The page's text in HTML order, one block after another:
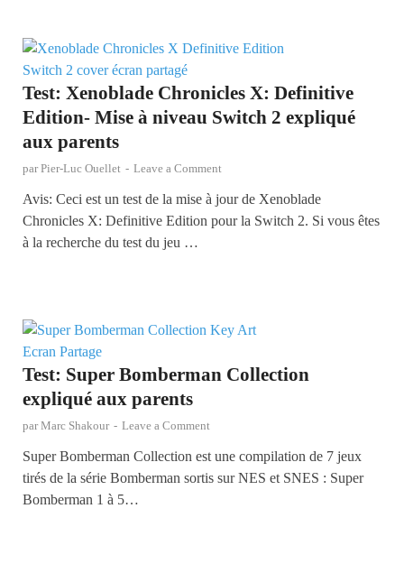
Test: Xenoblade Chronicles X: Definitive
Edition- Mise à niveau Switch 2 expliqué
aux parents
parPier-Luc Ouellet - Leave a Comment
Avis: Ceci est un test de la mise à jour de Xenoblade
Chronicles X: Definitive Edition pour la Switch 2. Si vous êtes
à la recherche du test du jeu …
Test: Super Bomberman Collection
expliqué aux parents
parMarc Shakour - Leave a Comment
Super Bomberman Collection est une compilation de 7 jeux
tirés de la série Bomberman sortis sur NES et SNES : Super
Bomberman 1 à 5…